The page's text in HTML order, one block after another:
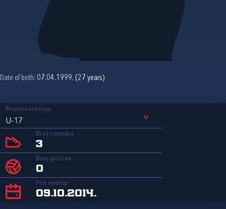
Date of birth: 07.04.1999. (27 years)
Reprezentacija
U-17
Broj nastupa
3
Broj golova
0
Prvi nastup
09.10.2014.